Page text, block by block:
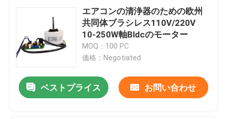
エアコンの清浄器のための欧州
共同体ブラシレス110V/220V
10-250W軸Bldcのモーター
MOQ：100 PC
価格：Negotiated
ベストプライス お問い合わせ